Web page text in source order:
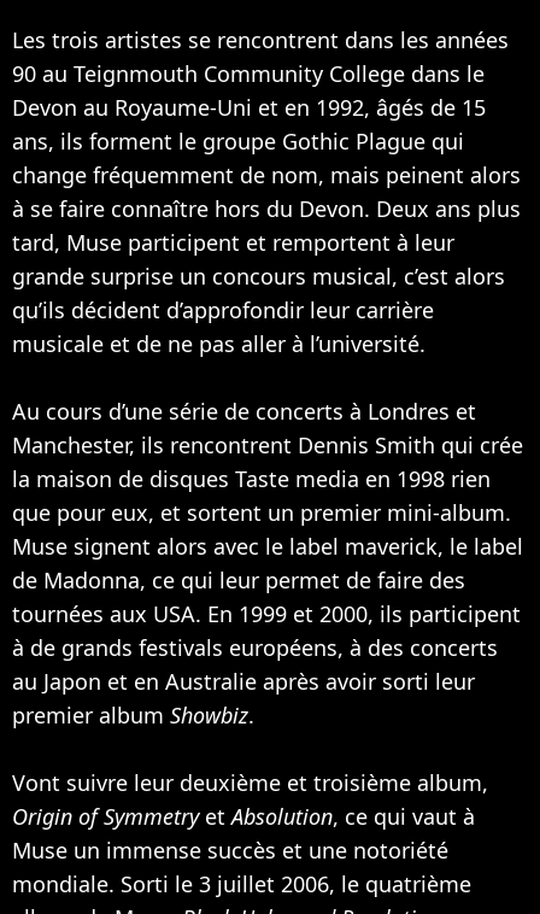
Les trois artistes se rencontrent dans les années
90 au Teignmouth Community College dans le
Devon au Royaume-Uni et en 1992, âgés de 15
ans, ils forment le groupe Gothic Plague qui
change fréquemment de nom, mais peinent alors
à se faire connaître hors du Devon. Deux ans plus
tard, Muse participent et remportent à leur
grande surprise un concours musical, c’est alors
qu’ils décident d’approfondir leur carrière
musicale et de ne pas aller à l’université.
Au cours d’une série de concerts à Londres et
Manchester, ils rencontrent Dennis Smith qui crée
la maison de disques Taste media en 1998 rien
que pour eux, et sortent un premier mini-album.
Muse signent alors avec le label maverick, le label
de Madonna, ce qui leur permet de faire des
tournées aux USA. En 1999 et 2000, ils participent
à de grands festivals européens, à des concerts
au Japon et en Australie après avoir sorti leur
premier album Showbiz.
Vont suivre leur deuxième et troisième album,
Origin of SymmetryetAbsolution, ce qui vaut à
Muse un immense succès et une notoriété
mondiale. Sorti le 3 juillet 2006, le quatrième